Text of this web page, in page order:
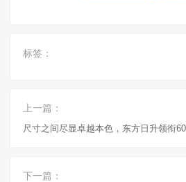
标签：
上一篇：
尺寸之间尽显卓越本色，东方日升领衔
下一篇：